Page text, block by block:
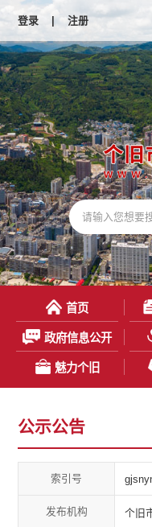
登录 | 注册
首页
政府信息公开
魅力个旧
公示公告
索引号
发布机构 个旧